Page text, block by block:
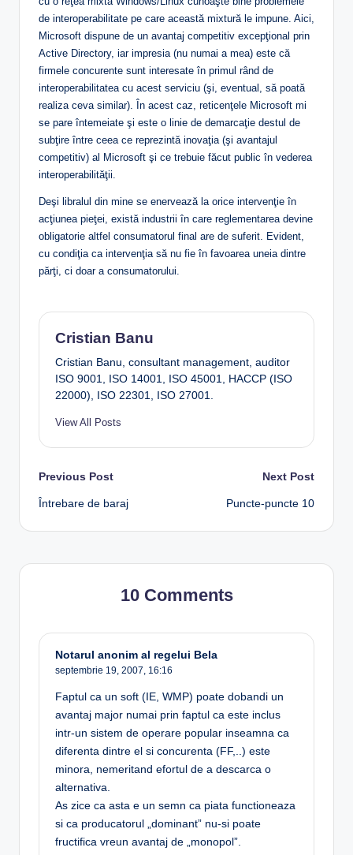
de interoperabilitate pe care această mixtură le impune. Aici,
Microsoft dispune de un avantaj competitiv excepţional prin
Active Directory, iar impresia (nu numai a mea) este că
firmele concurente sunt interesate în primul rând de
interoperabilitatea cu acest serviciu (şi, eventual, să poată
realiza ceva similar). În acest caz, reticenţele Microsoft mi
se pare întemeiate şi este o linie de demarcaţie destul de
subţire între ceea ce reprezintă inovaţia (şi avantajul
competitiv) al Microsoft şi ce trebuie făcut public în vederea
interoperabilităţii.
Deşi libralul din mine se enervează la orice intervenţie în
acţiunea pieţei, există industrii în care reglementarea devine
obligatorie altfel consumatorul final are de suferit. Evident,
cu condiţia ca intervenţia să nu fie în favoarea uneia dintre
părţi, ci doar a consumatorului.
Cristian Banu
Cristian Banu, consultant management, auditor
ISO 9001, ISO 14001, ISO 45001, HACCP (ISO
22000), ISO 22301, ISO 27001.
View All Posts
Post
navigation
Previous Post
Întrebare de baraj
Next Post
Puncte-puncte 10
10 Comments
Notarul anonim al regelui Bela
septembrie 19, 2007, 16:16
Faptul ca un soft (IE, WMP) poate dobandi un
avantaj major numai prin faptul ca este inclus
intr-un sistem de operare popular inseamna ca
diferenta dintre el si concurenta (FF,..) este
minora, nemeritand efortul de a descarca o
alternativa.
As zice ca asta e un semn ca piata functioneaza
si ca producatorul „dominant” nu-si poate
fructifica vreun avantaj de „monopol”.